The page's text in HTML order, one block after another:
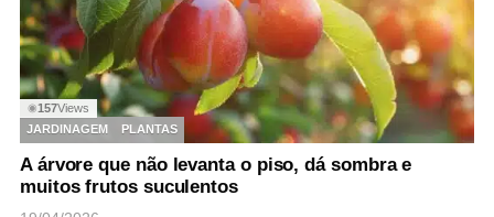
◉157Views
JARDINAGEM
PLANTAS
A árvore que não levanta o piso, dá sombra e
muitos frutos suculentos